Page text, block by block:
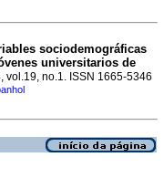
sociodemográficas
universitarios de
vol.19, no.1. ISSN 1665-5346